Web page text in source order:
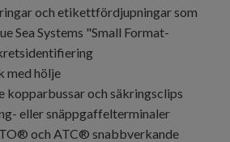
och etikettfördjupningar som
Sea Systems "Small Format-
med hölje
kopparbussar och säkringsclips
eller snäppgaffelterminaler
och ATC® snabbverkande